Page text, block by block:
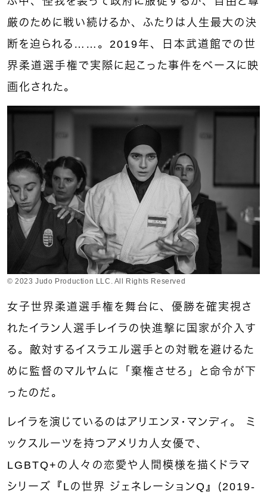
厳のために戦い続けるか、ふたりは人生最大の決
断を迫られる……。2019年、日本武道館での世
界柔道選手権で実際に起こった事件をベースに映
画化された。
© 2023 Judo Production LLC. All Rights Reserved
女子世界柔道選手権を舞台に、優勝を確実視さ
れたイラン人選手レイラの快進撃に国家が介入す
る。敵対するイスラエル選手との対戦を避けるた
めに監督のマルヤムに「棄権させろ」と命令が下
ったのだ。
レイラを演じているのはアリエンヌ・マンディ。 ミ
ックスルーツを持つアメリカ人女優で、
LGBTQ+の人々の恋愛や人間模様を描くドラマ
シリーズ『Lの世界 ジェネレーションQ』（2019-